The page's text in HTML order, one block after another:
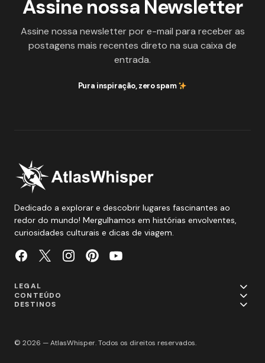
Assine nossa Newsletter
Assine nossa newsletter por e-mail para receber as
postagens mais recentes direto na sua caixa de
entrada.
Pura inspiração, zero spam
Dedicado a explorar e descobrir lugares fascinantes ao
redor do mundo! Mergulhamos em histórias envolventes,
curiosidades culturais e dicas de viagem.
LEGAL
CONTEÚDO
DESTINOS
© 2026 — AtlasWhisper. Todos os direitos reservados.